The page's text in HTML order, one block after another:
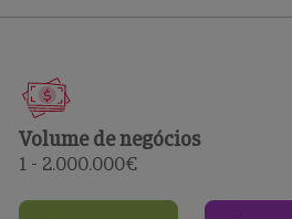
Volume de negócios
1 - 2.000.000€